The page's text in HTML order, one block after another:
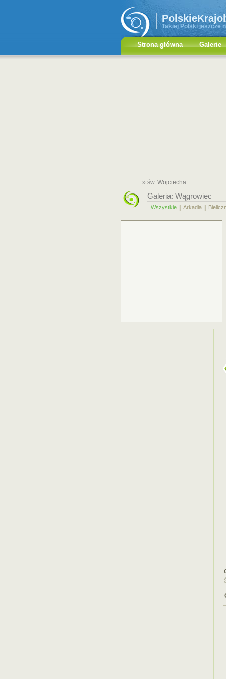
Takiej Polski jeszcze
Strona główna Galerie
» św. Wojciecha
Galeria: Wągrowiec
Wszystkie Arkadia